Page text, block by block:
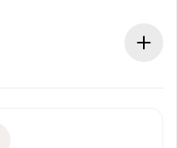
muss, entstehen keine